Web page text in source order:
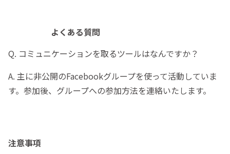
よくある質問
Q. コミュニケーションを取るツールはなんですか？
A. 主に非公開のFacebookグループを使って活動していま
す。参加後、グループへの参加方法を連絡いたします。
注意事項